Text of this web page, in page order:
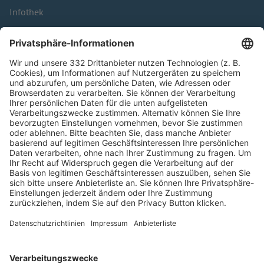
Infothek
Kontakt
HÄUFIG BESUCHTE SEITEN
Pässe und Vereinswechsel
Trainerausbildung
Schulungsangebot Vereinsmitarbeiter
BFV-Geschäftsstellen
Trainerbörse
Login SpielPlus
FOLGE DEM BFV